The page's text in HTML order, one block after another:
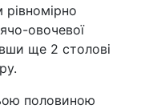
овочевої
ще 2 столові
половиною